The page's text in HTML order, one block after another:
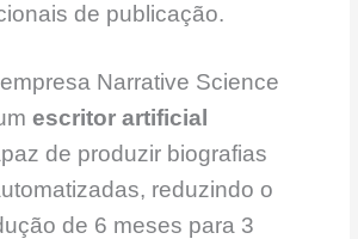
de publicação.
Narrative Science
escritor artificial
de produzir biografias
reduzindo o
de 6 meses para 3